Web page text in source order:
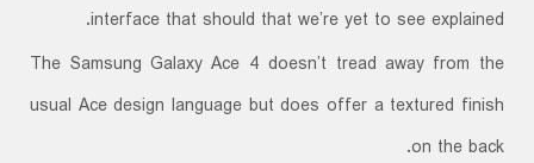
interface that should that we’re yet to see explained.
The Samsung Galaxy Ace 4 doesn’t tread away from the
usual Ace design language but does offer a textured finish
on the back.